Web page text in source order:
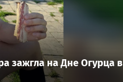
зажгла на Дне Огурца в